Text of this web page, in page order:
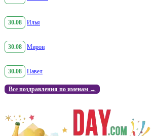
30.08 Илья
30.08 Мирон
30.08 Павел
Все поздравления по именам →